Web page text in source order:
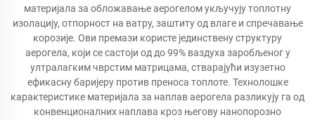
материјала за обложавање аерогелом укључују топлотну
изолацију, отпорност на ватру, заштиту од влаге и спречавање
корозије. Ови премази користе јединствену структуру
аерогела, који се састоји од до 99% ваздуха заробљеног у
ултралагким чврстим матрицама, стварајући изузетно
ефикасну баријеру против преноса топлоте. Технолошке
карактеристике материјала за наплав аерогела разликују га од
конвенционалних наплава кроз његову нанопорозно